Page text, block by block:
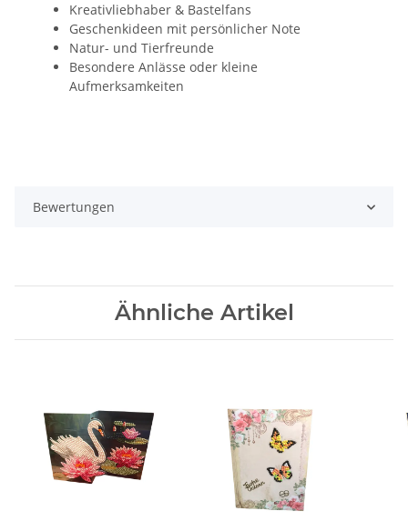
Kreativliebhaber & Bastelfans
Geschenkideen mit persönlicher Note
Natur- und Tierfreunde
Besondere Anlässe oder kleine
Aufmerksamkeiten
Bewertungen
Ähnliche Artikel